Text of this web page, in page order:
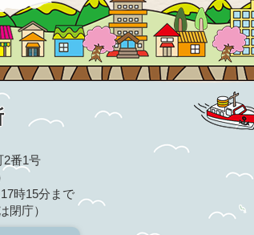
番1号
時15分まで
閉庁）